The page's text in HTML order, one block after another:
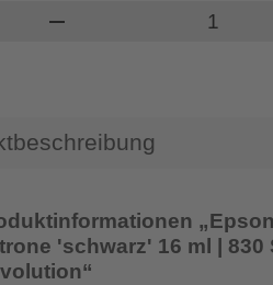
remove Produkt
'schwarz' 16 ml | 830